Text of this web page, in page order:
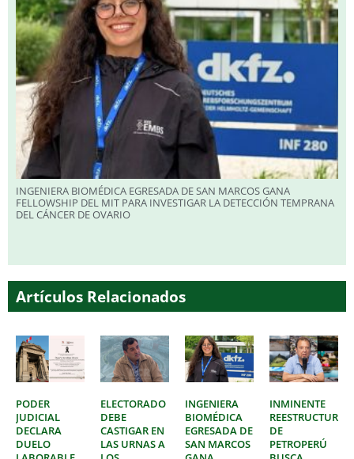
INGENIERA BIOMÉDICA EGRESADA DE SAN MARCOS GANA
FELLOWSHIP DEL MIT PARA INVESTIGAR LA DETECCIÓN TEMPRANA
DEL CÁNCER DE OVARIO
Artículos Relacionados
PODER
JUDICIAL
DECLARA
DUELO
ELECTORADO
DEBE
CASTIGAR EN
LAS URNAS A
INGENIERA
BIOMÉDICA
EGRESADA DE
SAN MARCOS
INMINENTE
DE
PETROPERÚ